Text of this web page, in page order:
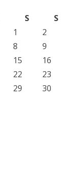
S
S
1
2
8
9
15
16
22
23
29
30